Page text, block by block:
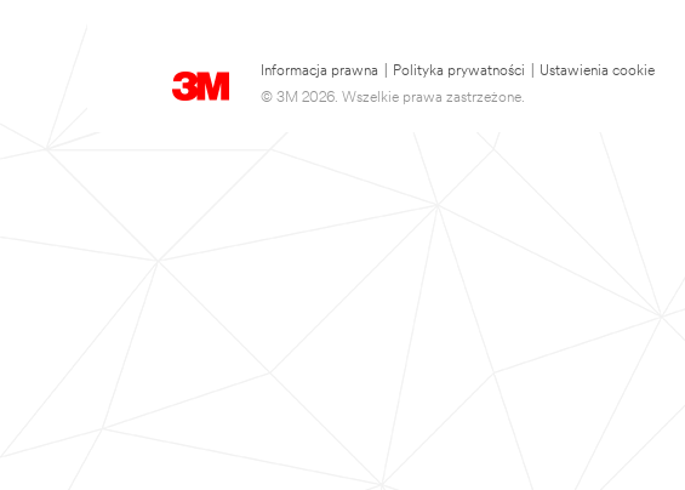
Informacja prawna Polityka prywatności
Ustawienia cookie
© 3M 2026. Wszelkie prawa zastrzeżone.